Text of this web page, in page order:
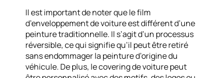
Il est important de noter que le film
d’enveloppement de voiture est différent d’une
peinture traditionnelle. Il s’agit d’un processus
réversible, ce qui signifie qu’il peut être retiré
sans endommager la peinture d’origine du
véhicule. De plus, le covering de voiture peut